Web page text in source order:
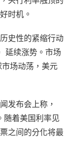
时机。
史性的紧缩行动
延续涨势。市场
场动荡，美元
发布会上称，
随着美国利率见
之间的分化将最